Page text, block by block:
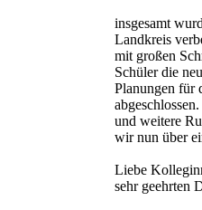
insgesamt
Landkreis
mit großen
Schüler die
Planungen für
und weitere
wir nun über
Liebe
sehr geehrten